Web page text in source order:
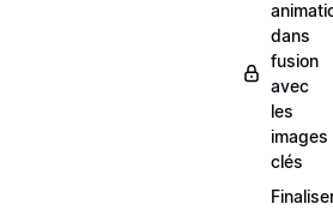
dans
fusion
avec
les
images
clés